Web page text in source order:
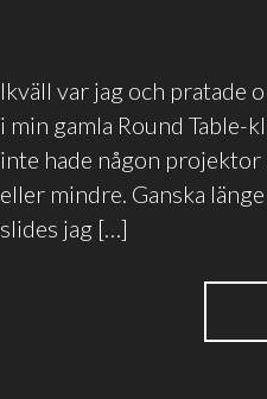
Ikväll var jag och pratade
i min gamla Round
inte hade någon
eller mindre. Ganska
slides jag […]